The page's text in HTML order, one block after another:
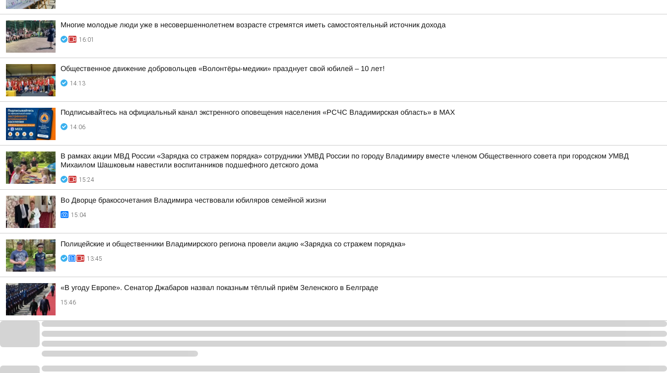
Многие молодые люди уже в несовершеннолетнем возрасте стремятся иметь самостоятельный источник дохода
16:01
Общественное движение добровольцев «Волонтёры-медики» празднует свой юбилей – 10 лет!
14:13
Подписывайтесь на официальный канал экстренного оповещения населения «РСЧС Владимирская область» в МАХ
14:06
В рамках акции МВД России «Зарядка со стражем порядка» сотрудники УМВД России по городу Владимиру вместе членом Общественного совета при городском УМВД
Михаилом Шашковым навестили воспитанников подшефного детского дома
15:24
Во Дворце бракосочетания Владимира чествовали юбиляров семейной жизни
15:04
Полицейские и общественники Владимирского региона провели акцию «Зарядка со стражем порядка»
13:45
«В угоду Европе». Сенатор Джабаров назвал показным тёплый приём Зеленского в Белграде
15:46